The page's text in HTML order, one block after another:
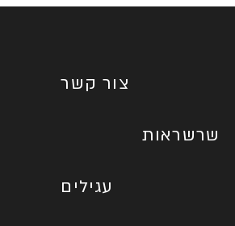
צור קשר
שרשראות
עגילים